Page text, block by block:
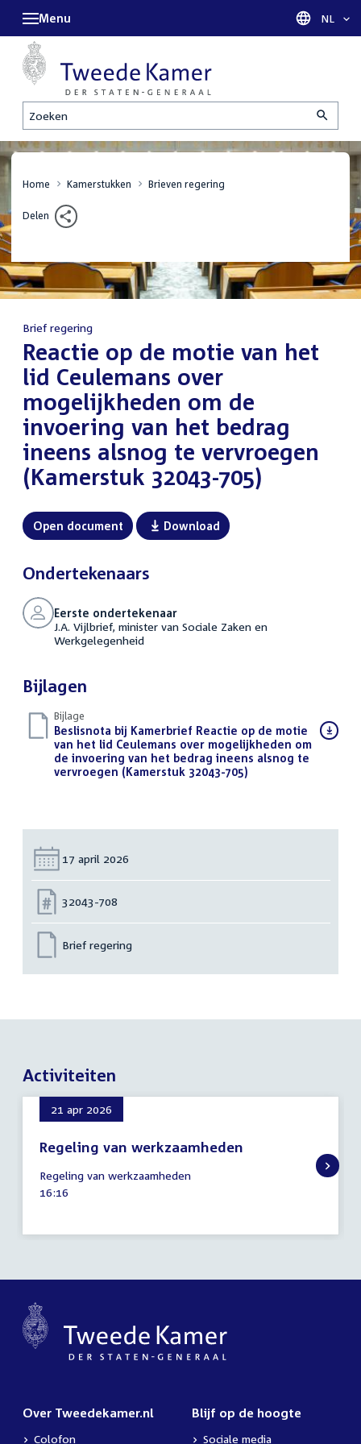
Zoeken
Menu Taal
NL
Home Kamerstukken Brieven regering
Delen
Brief regering
:Reactie op de motie van het
lid Ceulemans over
mogelijkheden om de
invoering van het bedrag
ineens alsnog te vervroegen
(Kamerstuk 32043-705)
Open document Download
Ondertekenaars
Eerste ondertekenaar
J.A. Vijlbrief, minister van Sociale Zaken en
Werkgelegenheid
Bijlagen
Bijlage
Download
bestand:
Beslisnota bij Kamerbrief Reactie op de motie
van het lid Ceulemans over mogelijkheden om
de invoering van het bedrag ineens alsnog te
vervroegen (Kamerstuk 32043-705)
Datum:
17 april 2026
Nummer:
32043-708
Brief regering
Activiteiten
21 apr 2026
Regeling van werkzaamheden
april
2026
Regeling van werkzaamheden
Tijd
16:16
Over Tweedekamer.nl
Colofon
Blijf op de hoogte
Sociale media